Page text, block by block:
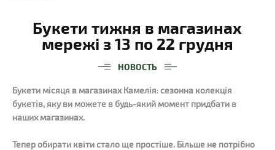
Букети тижня в магазинах
мережі з 13 по 22 грудня
НОВОСТЬ
Букети місяця в магазинах Камелія:сезонна колекція
букетів, яку ви можете в будь-який момент придбати в
наших магазинах.
Тепер обирати квіти стало ще простіше. Більше не потрібно